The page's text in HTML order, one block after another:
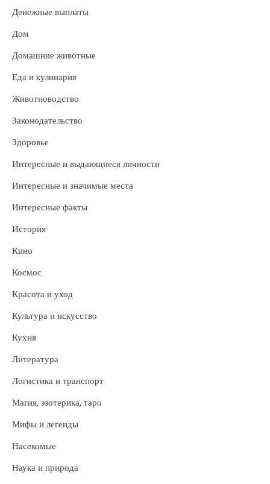
Денежные выплаты
Дом
Домашние животные
Еда и кулинария
Животноводство
Законодательство
Здоровье
Интересные и выдающиеся личности
Интересные и значимые места
Интересные факты
История
Кино
Космос
Красота и уход
Культура и искусство
Кухня
Литература
Логистика и транспорт
Магия, эзотерика, таро
Мифы и легенды
Насекомые
Наука и природа